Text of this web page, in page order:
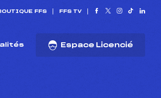
FFS FFS TV
Espace Licencié